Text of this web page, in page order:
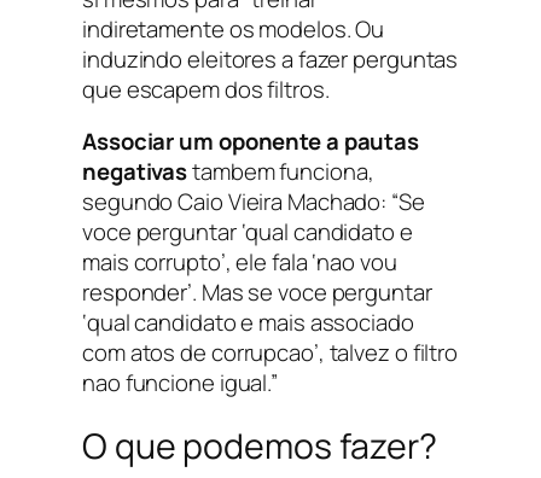
indiretamente os modelos. Ou
induzindo eleitores a fazer perguntas
que escapem dos filtros.
Associar um oponente a pautas
negativastambem funciona,
segundo Caio Vieira Machado: “Se
voce perguntar ‘qual candidato e
mais corrupto’, ele fala ‘nao vou
responder’. Mas se voce perguntar
‘qual candidato e mais associado
com atos de corrupcao’, talvez o filtro
nao funcione igual.”
O que podemos fazer?